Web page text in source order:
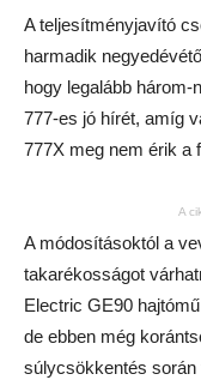
A teljesítményjavító
harmadik
hogy legalább
777-es jó hírét, amíg
777X meg nem érik a
A
A módosításoktól a
takarékosságot
Electric GE90
de ebben még
súlycsökkentés során